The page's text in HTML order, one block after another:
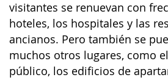
visitantes se renuevan con
hoteles, los hospitales y las
ancianos. Pero también se
muchos otros lugares, como
público, los edificios de